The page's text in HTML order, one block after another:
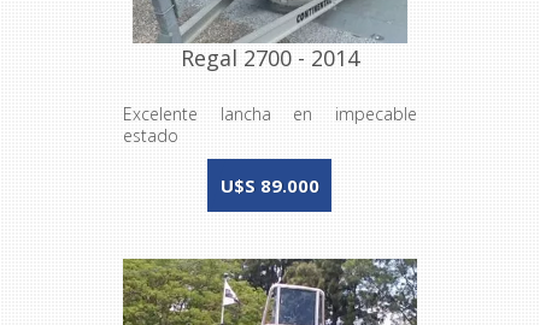
Regal 2700 - 2014
Excelente lancha en impecable
estado
U$S 89.000